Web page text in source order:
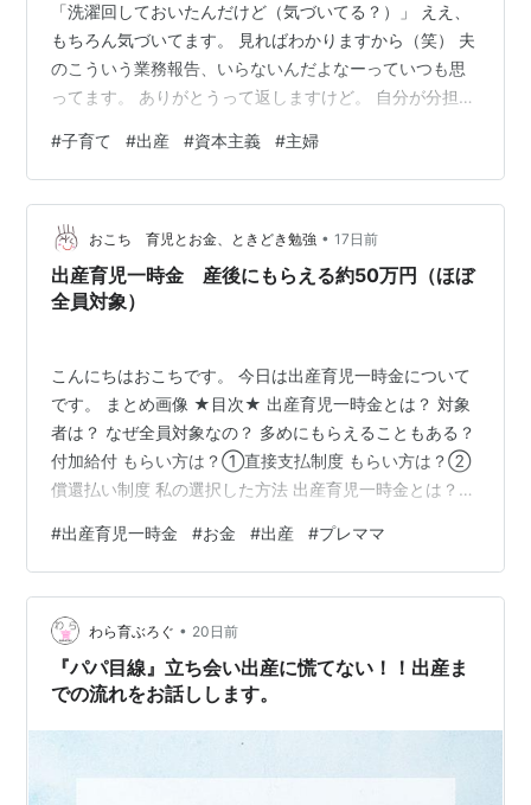
「洗濯回しておいたんだけど（気づいてる？）」 ええ、
もちろん気づいてます。 見ればわかりますから（笑） 夫
のこういう業務報告、いらないんだよなーっていつも思
ってます。 ありがとうって返しますけど。 自分が分担す
て欲しい（笑） 主婦ってほんと損な役回りですよね。 人
事評価ないし、どんだけ頑張っても給与も出ないし昇格
もない。 誰もありがとうとか言ってくれない。 最近、結
婚・出産はコスパが悪いって言われますけど、 経済的に
見れば、特に女性は損しますよね。 出産すれば、必ず働
けない期間が出てきますし、…
#子育て #出産 #資本主義 #主婦
おこち 育児とお金、ときどき勉強 • 17日前
出産育児一時金 産後にもらえる約50万円（ほぼ
全員対象）
こんにちはおこちです。 今日は出産育児一時金について
です。 まとめ画像 ★目次★ 出産育児一時金とは？ 対象
者は？ なぜ全員対象なの？ 多めにもらえることもある？
付加給付 もらい方は？①直接支払制度 もらい方は？②
償還払い制度 私の選択した方法 出産育児一時金とは？
す。 対象者は？ 12週以降の出産であれば基本的にすべて
の妊産婦が対象です。 多胎なら子の人数分です。 なぜ全
員対象なの？ 出所が国保・社保だから。 出産育児一時金
のお金の出所は国保なら地方自治体、社保なら健康保険
組合です。日本では国民皆保険制度があるため、すべて
の人が国保または…
#出産育児一時金 #お金 #出産 #プレママ
わら育ぶろぐ • 20日前
『パパ目線』立ち会い出産に慌てない！！出産ま
での流れをお話しします。